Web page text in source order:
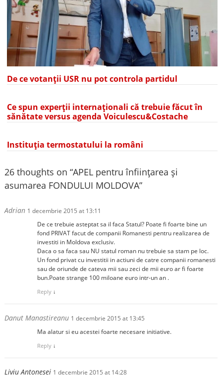
De ce votanții USR nu pot controla partidul
Ce spun experții internaționali că trebuie făcut în
sănătate versus agenda Voiculescu&Costache
Instituția termostatului la români
26 thoughts on “APEL pentru înființarea și
asumarea FONDULUI MOLDOVA”
Adrian 1 decembrie 2015 at 13:11
De ce trebuie asteptat sa il faca Statul? Poate fi foarte bine un
fond PRIVAT facut de companii Romanesti pentru realizarea de
investiti in Moldova exclusiv.
Daca o sa faca sau NU statul roman nu trebuie sa stam pe loc.
Un fond privat cu investitii in actiuni de catre companii romanesti
sau de oriunde de cateva mii sau zeci de mii euro ar fi foarte
bun.Poate strange 100 miloane euro intr-un an .
Reply ↓
Danut Manastireanu 1 decembrie 2015 at 13:45
Ma alatur si eu acestei foarte necesare initiative.
Reply ↓
Liviu Antonesei 1 decembrie 2015 at 14:28